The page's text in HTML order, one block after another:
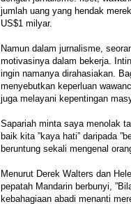
jumlah uang yang hendak
US$1 milyar.
Namun dalam jurnalisme,
motivasinya dalam bekerja.
ingin namanya dirahasiakan.
menyebutkan keperluan
juga melayani kepentingan
Sapariah minta saya menolak
baik kita ”kaya hati” daripada
beruntung sekali mengenal
Menurut Derek Walters dan
pepatah Mandarin berbunyi,
kebahagiaan abadi menanti